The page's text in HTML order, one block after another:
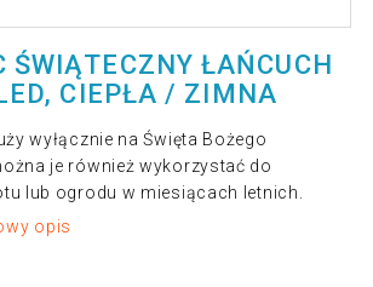
ŚWIĄTECZNY ŁAŃCUCH
CIEPŁA / ZIMNA
wyłącznie na Święta Bożego
je również wykorzystać do
lub ogrodu w miesiącach letnich.
opis